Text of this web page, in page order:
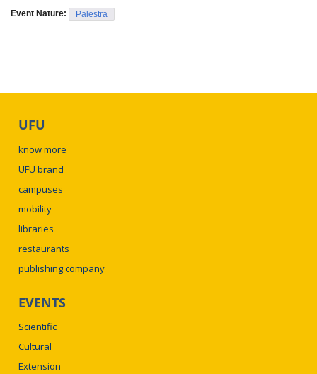
Event Nature: Palestra
UFU
know more
UFU brand
campuses
mobility
libraries
restaurants
publishing company
EVENTS
Scientific
Cultural
Extension